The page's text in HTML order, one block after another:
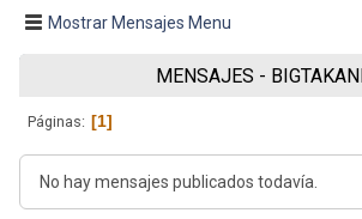
Mostrar Mensajes Menu
MENSAJES -
Páginas 1
No hay mensajes publicados todavía.